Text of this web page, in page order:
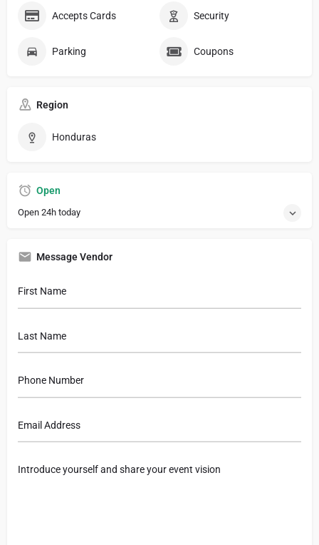
Accepts Cards Security
Parking Coupons
Region
Honduras
Open
Open 24h today
Message Vendor